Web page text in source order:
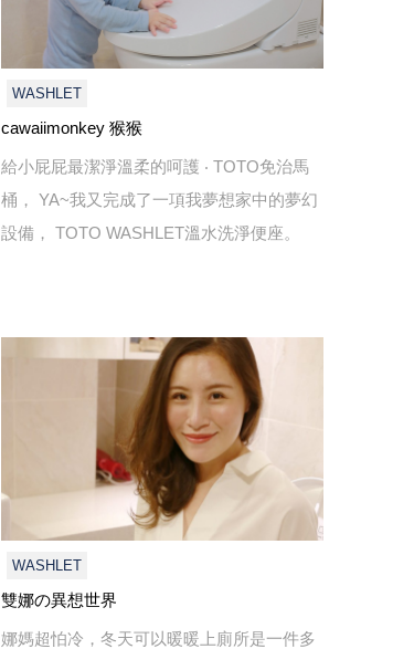
WASHLET
cawaiimonkey 猴猴
給小屁屁最潔淨溫柔的呵護 ‧ TOTO免治馬
桶， YA~我又完成了一項我夢想家中的夢幻
設備， TOTO WASHLET溫水洗淨便座。
WASHLET
雙娜の異想世界
娜媽超怕冷，冬天可以暖暖上廁所是一件多